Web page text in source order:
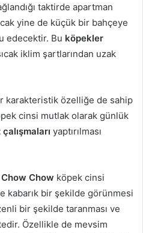
taktirde apartman
yine de küçük bir bahçeye
edecektir. Bu köpekler
iklim şartlarından uzak
karakteristik özelliğe de sahip
cinsi mutlak olarak günlük
yaptırılması
Chow Chow köpek cinsi
kabarık bir şekilde görünmesi
bir şekilde taranması ve
Özellikle de mevsim